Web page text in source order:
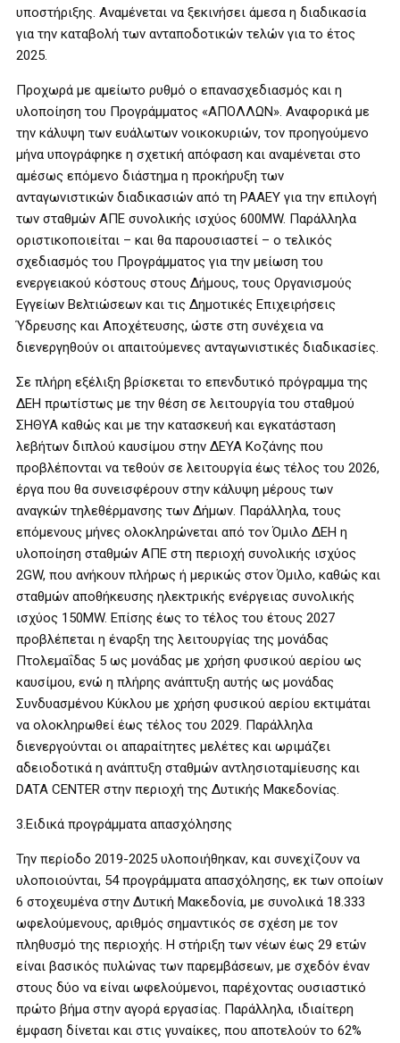
υποστήριξης. Αναμένεται να ξεκινήσει άμεσα η διαδικασία
για την καταβολή των ανταποδοτικών τελών για το έτος
2025.
Προχωρά με αμείωτο ρυθμό ο επανασχεδιασμός και η
υλοποίηση του Προγράμματος «ΑΠΟΛΛΩΝ». Αναφορικά με
την κάλυψη των ευάλωτων νοικοκυριών, τον προηγούμενο
μήνα υπογράφηκε η σχετική απόφαση και αναμένεται στο
αμέσως επόμενο διάστημα η προκήρυξη των
ανταγωνιστικών διαδικασιών από τη ΡΑΑΕΥ για την επιλογή
των σταθμών ΑΠΕ συνολικής ισχύος 600ΜW. Παράλληλα
οριστικοποιείται – και θα παρουσιαστεί – ο τελικός
σχεδιασμός του Προγράμματος για την μείωση του
ενεργειακού κόστους στους Δήμους, τους Οργανισμούς
Εγγείων Βελτιώσεων και τις Δημοτικές Επιχειρήσεις
Ύδρευσης και Αποχέτευσης, ώστε στη συνέχεια να
διενεργηθούν οι απαιτούμενες ανταγωνιστικές διαδικασίες.
Σε πλήρη εξέλιξη βρίσκεται το επενδυτικό πρόγραμμα της
ΔΕΗ πρωτίστως με την θέση σε λειτουργία του σταθμού
ΣΗΘΥΑ καθώς και με την κατασκευή και εγκατάσταση
λεβήτων διπλού καυσίμου στην ΔΕΥΑ Κοζάνης που
προβλέπονται να τεθούν σε λειτουργία έως τέλος του 2026,
έργα που θα συνεισφέρουν στην κάλυψη μέρους των
αναγκών τηλεθέρμανσης των Δήμων. Παράλληλα, τους
επόμενους μήνες ολοκληρώνεται από τον Όμιλο ΔΕΗ η
υλοποίηση σταθμών ΑΠΕ στη περιοχή συνολικής ισχύος
2GW, που ανήκουν πλήρως ή μερικώς στον Όμιλο, καθώς και
σταθμών αποθήκευσης ηλεκτρικής ενέργειας συνολικής
ισχύος 150MW. Επίσης έως το τέλος του έτους 2027
προβλέπεται η έναρξη της λειτουργίας της μονάδας
Πτολεμαΐδας 5 ως μονάδας με χρήση φυσικού αερίου ως
καυσίμου, ενώ η πλήρης ανάπτυξη αυτής ως μονάδας
Συνδυασμένου Κύκλου με χρήση φυσικού αερίου εκτιμάται
να ολοκληρωθεί έως τέλος του 2029. Παράλληλα
διενεργούνται οι απαραίτητες μελέτες και ωριμάζει
αδειοδοτικά η ανάπτυξη σταθμών αντλησιοταμίευσης και
DATA CENTER στην περιοχή της Δυτικής Μακεδονίας.
3.Ειδικά προγράμματα απασχόλησης
Την περίοδο 2019-2025 υλοποιήθηκαν, και συνεχίζουν να
υλοποιούνται, 54 προγράμματα απασχόλησης, εκ των οποίων
6 στοχευμένα στην Δυτική Μακεδονία, με συνολικά 18.333
ωφελούμενους, αριθμός σημαντικός σε σχέση με τον
πληθυσμό της περιοχής. Η στήριξη των νέων έως 29 ετών
είναι βασικός πυλώνας των παρεμβάσεων, με σχεδόν έναν
στους δύο να είναι ωφελούμενοι, παρέχοντας ουσιαστικό
πρώτο βήμα στην αγορά εργασίας. Παράλληλα, ιδιαίτερη
έμφαση δίνεται και στις γυναίκες, που αποτελούν το 62%